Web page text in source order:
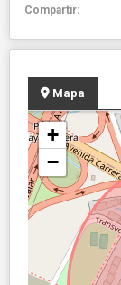
Compartir:
Mapa
+
−